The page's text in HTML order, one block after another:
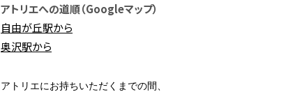
アトリエへの道順（Googleマップ）
自由が丘駅から
奥沢駅から
アトリエにお持ちいただくまでの間、